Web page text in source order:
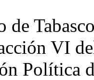
de
VI
Política